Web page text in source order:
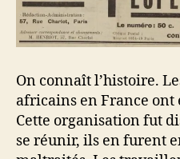
On connaît l’histoire.
africains en France ont
Cette organisation fut
se réunir, ils en furent